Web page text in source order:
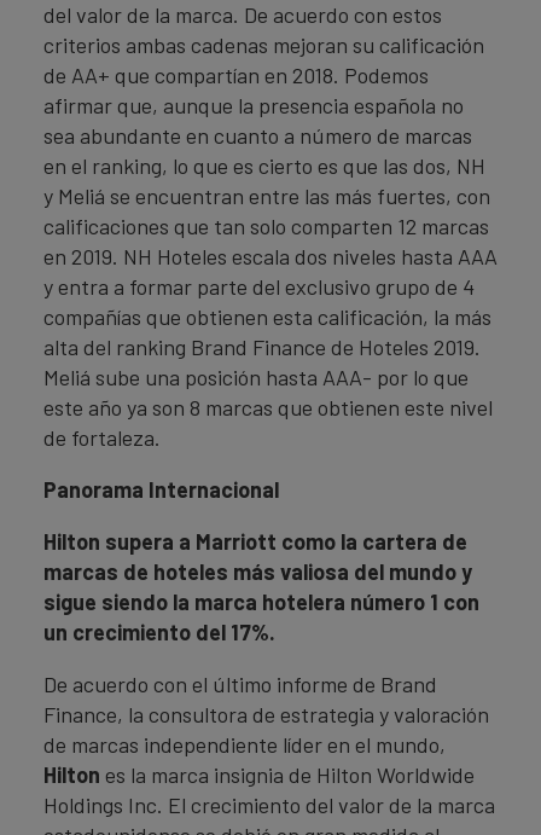
del valor de la marca. De acuerdo con estos
criterios ambas cadenas mejoran su calificación
de AA+ que compartían en 2018. Podemos
afirmar que, aunque la presencia española no
sea abundante en cuanto a número de marcas
en el ranking, lo que es cierto es que las dos, NH
y Meliá se encuentran entre las más fuertes, con
calificaciones que tan solo comparten 12 marcas
en 2019. NH Hoteles escala dos niveles hasta AAA
y entra a formar parte del exclusivo grupo de 4
compañías que obtienen esta calificación, la más
alta del ranking Brand Finance de Hoteles 2019.
Meliá sube una posición hasta AAA- por lo que
este año ya son 8 marcas que obtienen este nivel
de fortaleza.
Panorama Internacional
Hilton supera a Marriott como la cartera de
marcas de hoteles más valiosa del mundo y
sigue siendo la marca hotelera número 1 con
un crecimiento del 17%.
De acuerdo con el último informe de Brand
Finance, la consultora de estrategia y valoración
de marcas independiente líder en el mundo,
Hilton es la marca insignia de Hilton Worldwide
Holdings Inc. El crecimiento del valor de la marca